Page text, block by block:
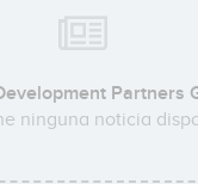
Partners
ninguna noticia